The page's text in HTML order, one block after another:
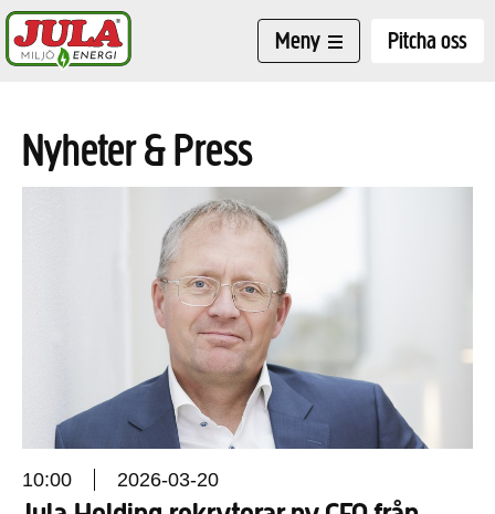
Hoppa till huvudinnehåll
Meny Pitcha oss
Nyheter & Press
10:00 2026-03-20